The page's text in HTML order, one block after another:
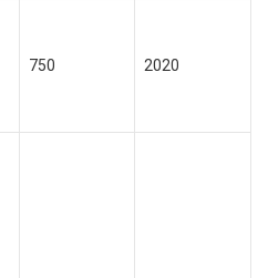
750 2020